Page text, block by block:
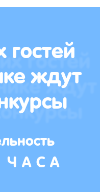
ждут